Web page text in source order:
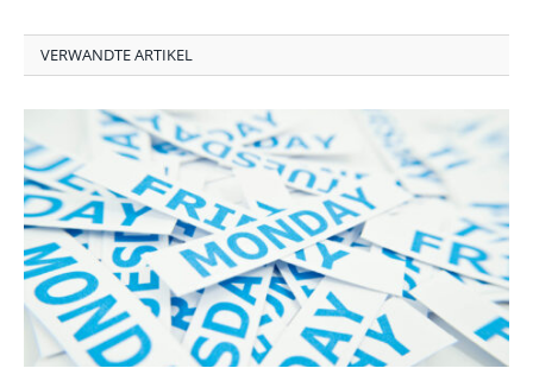
VERWANDTE ARTIKEL